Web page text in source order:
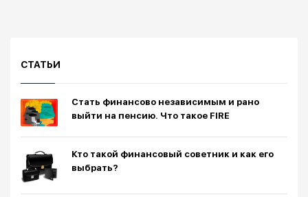
СТАТЬИ
Стать финансово независимым и рано
выйти на пенсию. Что такое FIRE
Кто такой финансовый советник и как его
выбрать?